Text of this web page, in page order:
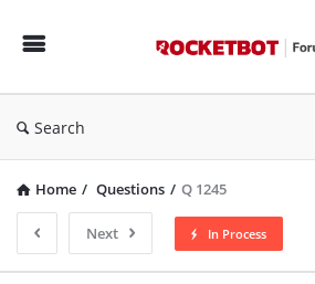
Forum
Search
Home / Questions / Q 1245
Next In Process